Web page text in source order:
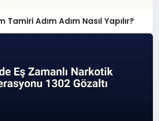
Tamiri Adım Adım Nasıl Yapılır?